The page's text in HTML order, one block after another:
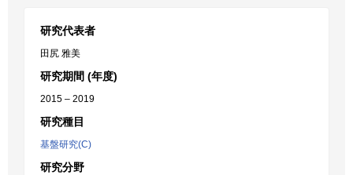
研究代表者
田尻 雅美
研究期間 (年度)
2015 – 2019
研究種目
基盤研究(C)
研究分野